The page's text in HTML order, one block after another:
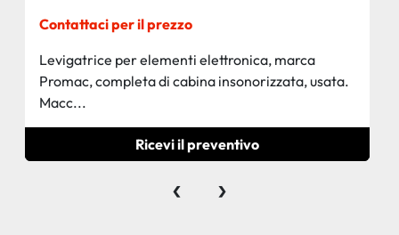
Contattaci per il prezzo
Levigatrice per elementi elettronica, marca
Promac, completa di cabina insonorizzata, usata.
Macc...
Ricevi il preventivo
‹ ›